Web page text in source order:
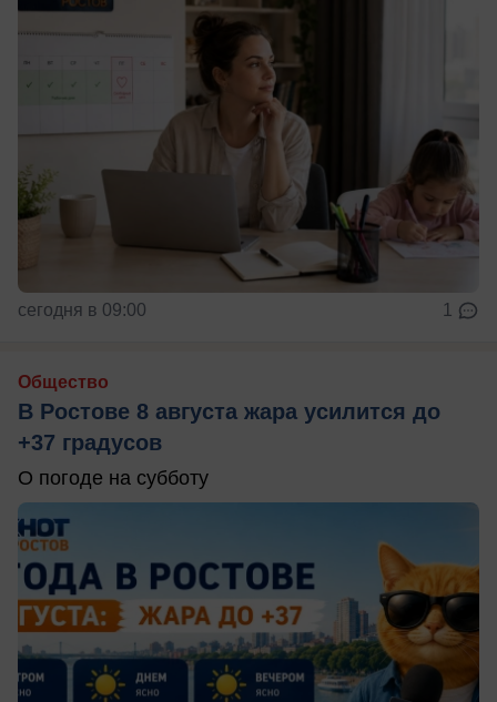
сегодня в 09:00 1
Общество
В Ростове 8 августа жара усилится до
+37 градусов
О погоде на субботу